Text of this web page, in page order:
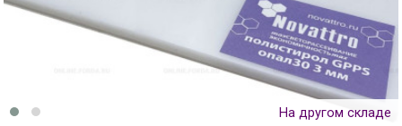
На другом складе